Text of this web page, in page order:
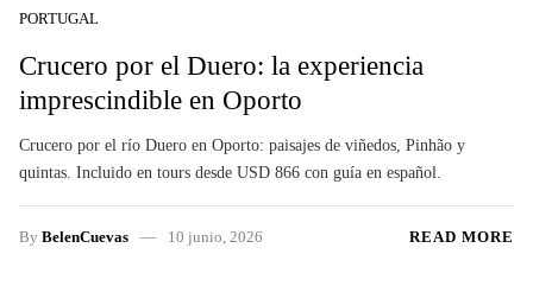
PORTUGAL
Crucero por el Duero: la experiencia
imprescindible en Oporto
Crucero por el río Duero en Oporto: paisajes de viñedos, Pinhão y
quintas. Incluido en tours desde USD 866 con guía en español.
By BelenCuevas 10 junio, 2026 READ MORE